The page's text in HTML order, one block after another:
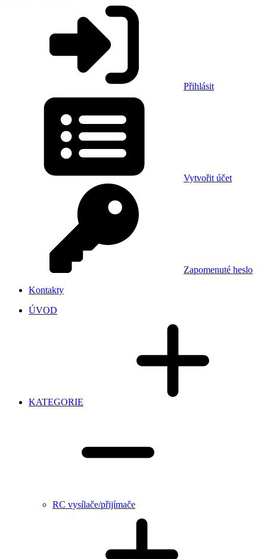
Přihlásit
Vytvořit účet
Zapomenuté heslo
Kontakty
ÚVOD
KATEGORIE
RC vysílače/přijímače